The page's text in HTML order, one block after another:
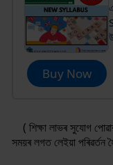
Buy Now
( শিক্ষা লাভৰ সুযোগ
সময়ৰ লগত লেইয়া পৰিৱৰ্তন